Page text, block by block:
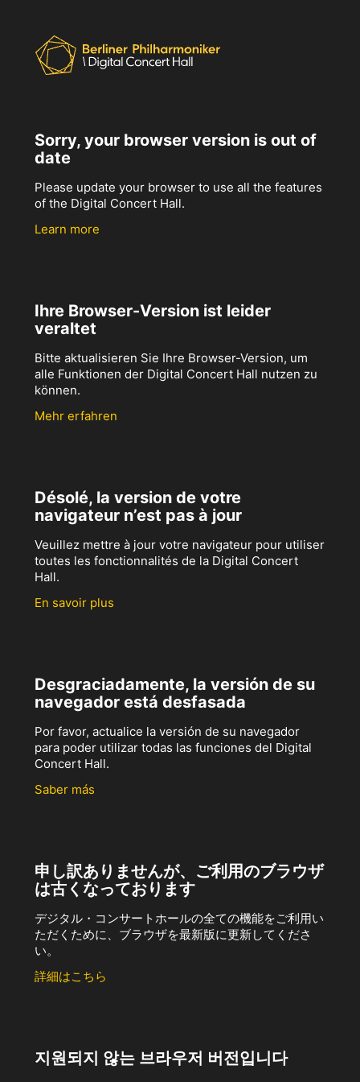
Sorry, your browser version is out of
date
Please update your browser to use all the features
of the Digital Concert Hall.
Learn more
Ihre Browser-Version ist leider
veraltet
Bitte aktualisieren Sie Ihre Browser-Version, um
alle Funktionen der Digital Concert Hall nutzen zu
können.
Mehr erfahren
Désolé, la version de votre
navigateur n’est pas à jour
Veuillez mettre à jour votre navigateur pour utiliser
toutes les fonctionnalités de la Digital Concert
Hall.
En savoir plus
Desgraciadamente, la versión de su
navegador está desfasada
Por favor, actualice la versión de su navegador
para poder utilizar todas las funciones del Digital
Concert Hall.
Saber más
申し訳ありませんが、ご利用のブラウザ
は古くなっております
デジタル・コンサートホールの全ての機能をご利用い
ただくために、ブラウザを最新版に更新してくださ
い。
詳細はこちら
지원되지 않는 브라우저 버전입니다